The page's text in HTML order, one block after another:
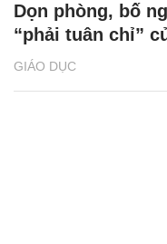
GIÁO DỤC
Dọn phòng, bố
“phải tuân chỉ”